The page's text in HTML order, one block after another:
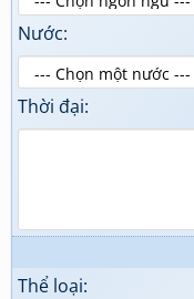
Nước:
Thời đại:
Thể loại: